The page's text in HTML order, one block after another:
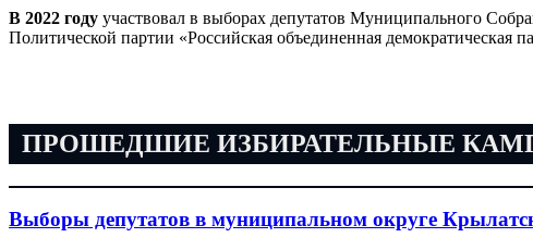
В 2022 году участвовал в выборах депутатов Муниципального
Политической партии «Российская объединенная демократическая
ПРОШЕДШИЕ ИЗБИРАТЕЛЬНЫЕ
Выборы депутатов в муниципальном округе